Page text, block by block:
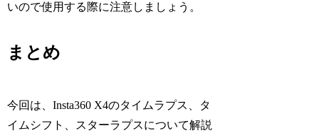
いので使用する際に注意しましょう。
まとめ
今回は、Insta360 X4のタイムラプス、タ
イムシフト、スターラプスについて解説